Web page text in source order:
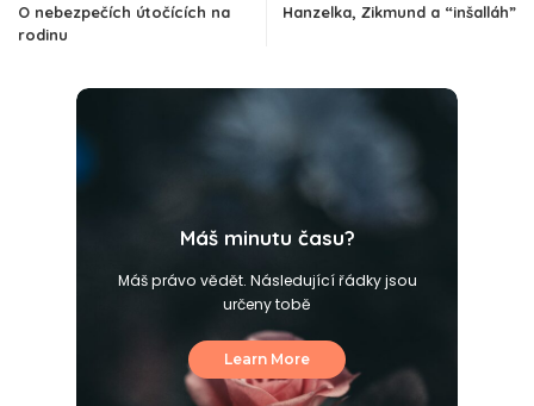
O nebezpečích útočících na
rodinu
Hanzelka, Zikmund a “inšalláh”
Máš minutu času?
Máš právo vědět. Následující řádky jsou
určeny tobě
Learn More